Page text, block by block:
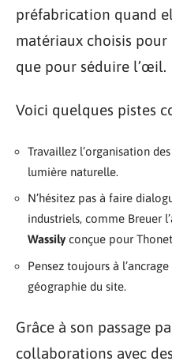
préfabrication quand
matériaux choisis
que pour séduire l’œil.
Voici quelques pistes
Travaillez l’organisation
lumière naturelle.
N’hésitez pas à faire
industriels, comme Breuer
Wassily conçue pour
Pensez toujours à
géographie du site.
Grâce à son passage
collaborations avec